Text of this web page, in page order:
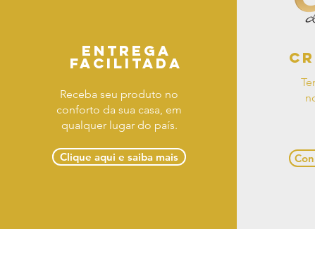
Entrega
facilitada
Receba seu produto no
conforto da sua casa, em
qualquer lugar do país.
Clique aqui e saiba mais